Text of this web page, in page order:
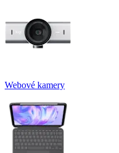
Webové kamery